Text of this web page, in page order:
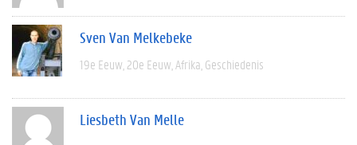
Sven Van Melkebeke
19e Eeuw 20e Eeuw Afrika Geschiedenis
Liesbeth Van Melle